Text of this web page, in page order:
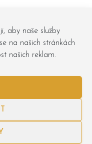
aby naše služby
na našich stránkách
našich reklam.